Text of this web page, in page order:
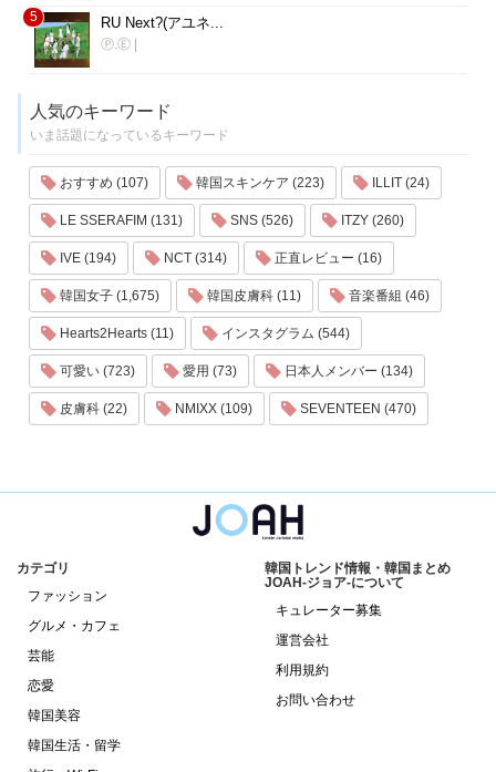
5 RU Next?(アユネ...
Ⓟ.Ⓔ
人気のキーワード
いま話題になっているキーワード
おすすめ (107) 韓国スキンケア (223) ILLIT (24)
LE SSERAFIM (131) SNS (526) ITZY (260)
IVE (194) NCT (314) 正直レビュー (16)
韓国女子 (1,675) 韓国皮膚科 (11) 音楽番組 (46)
Hearts2Hearts (11) インスタグラム (544)
可愛い (723) 愛用 (73) 日本人メンバー (134)
皮膚科 (22) NMIXX (109) SEVENTEEN (470)
カテゴリ
ファッション
グルメ・カフェ
芸能
恋愛
韓国美容
韓国生活・留学
韓国トレンド情報・韓国まとめ
JOAH-ジョア-について
キュレーター募集
運営会社
利用規約
お問い合わせ